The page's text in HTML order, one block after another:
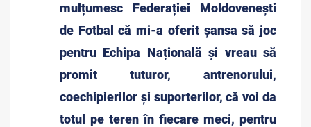
mulțumesc Federației Moldovenești
de Fotbal că mi-a oferit șansa să joc
pentru Echipa Națională și vreau să
promit tuturor, antrenorului,
coechipierilor și suporterilor, că voi da
totul pe teren în fiecare meci, pentru